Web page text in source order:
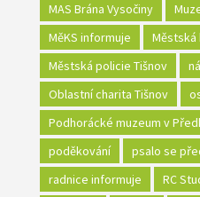
MAS Brána Vysočiny
MěKS informuje
Městská
Městská policie Tišnov
Oblastní charita Tišnov
Podhorácké muzeum v
poděkování
psalo se
radnice informuje
RC